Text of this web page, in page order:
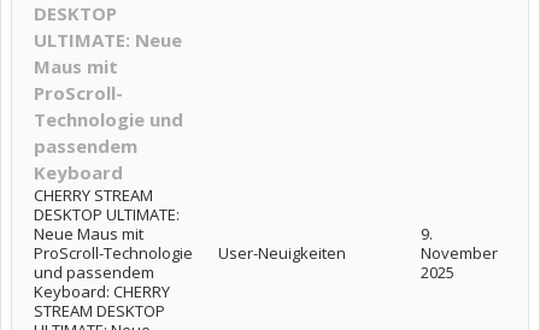
DESKTOP
ULTIMATE: Neue
Maus mit
ProScroll-
Technologie und
passendem
Keyboard
CHERRY STREAM
DESKTOP ULTIMATE:
Neue Maus mit
ProScroll-Technologie
und passendem
Keyboard: CHERRY
STREAM DESKTOP
User-Neuigkeiten
9.
November
2025